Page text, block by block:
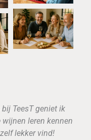
TeesT geniet ik
leren kennen
lekker vind!